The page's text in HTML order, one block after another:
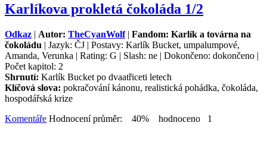
Karlíkova prokletá čokoláda 1/2
Odkaz | Autor: TheCyanWolf| Fandom: Karlík a továrna na
čokoládu | Jazyk: ČJ | Postavy: Karlík Bucket, umpalumpové,
Amanda, Verunka | Rating: G | Slash: ne | Dokončeno: dokončeno |
Počet kapitol: 2
Shrnutí: Karlík Bucket po dvaatřiceti letech
Klíčová slova: pokračování kánonu, realistická pohádka, čokoláda,
hospodářská krize
Komentáře Hodnocení průměr: 40% hodnoceno 1